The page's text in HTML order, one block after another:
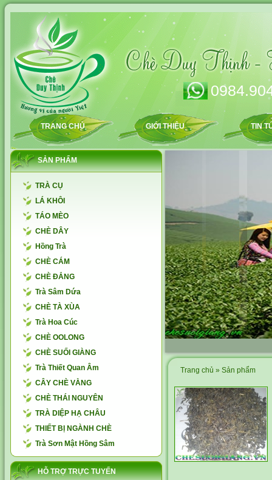
TRANG CHỦ GIỚI THIỆU TIN
SẢN PHẨM
TRÀ CỤ
LÁ KHÔI
TÁO MÈO
CHÈ DÂY
Hồng Trà
CHÈ CÁM
CHÈ ĐẮNG
Trà Sâm Dứa
CHÈ TÀ XÙA
Trà Hoa Cúc
CHÈ OOLONG
CHÈ SUỐI GIÀNG
Trà Thiết Quan Âm
CÂY CHÈ VẰNG
CHÈ THÁI NGUYÊN
TRÀ DIỆP HẠ CHÂU
THIẾT BỊ NGÀNH CHÈ
Trà Sơn Mật Hồng Sâm
HỖ TRỢ TRỰC TUYẾN
Trang chủ » Sản phẩm